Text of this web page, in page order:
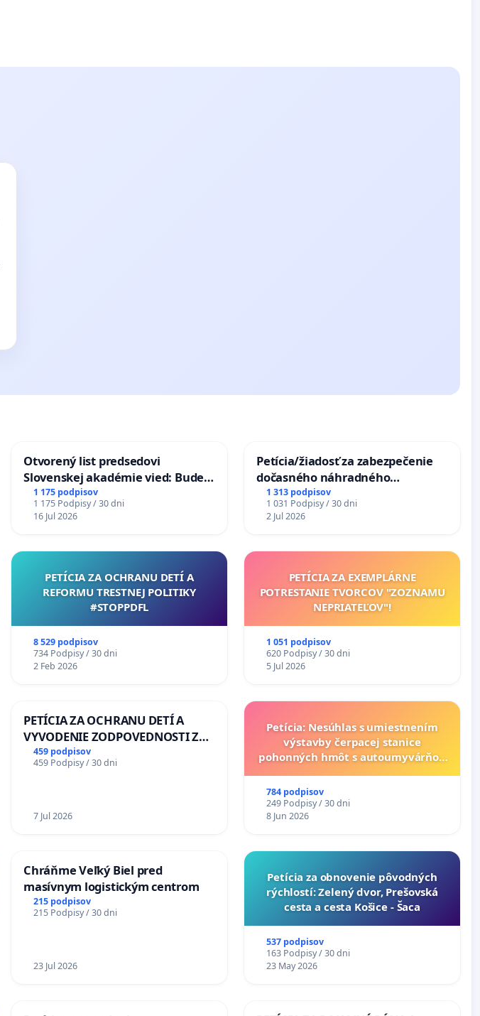
Otvorený list predsedovi
Slovenskej akadémie vied: Bude
mať Vízia Slovenska 2040 mravnú
chrbticu?
1 175 podpisov
1 175 Podpisy / 30 dni
16 Jul 2026
Petícia/žiadosť za zabezpečenie
dočasného náhradného
premostenia Váhu počas úplnej
uzávery Vážskeho mosta v
Komárne
1 313 podpisov
1 031 Podpisy / 30 dni
2 Jul 2026
PETÍCIA ZA OCHRANU DETÍ A
REFORMU TRESTNEJ POLITIKY
#STOPPDFL
8 529 podpisov
734 Podpisy / 30 dni
2 Feb 2026
PETÍCIA ZA EXEMPLÁRNE
POTRESTANIE TVORCOV "ZOZNAMU
NEPRIATEĽOV"!
1 051 podpisov
620 Podpisy / 30 dni
5 Jul 2026
PETÍCIA ZA OCHRANU DETÍ A
VYVODENIE ZODPOVEDNOSTI ZA
DLHOROČNÚ NEČINNOSŤ A
ZLYHANIE ŠTÁTU
459 podpisov
459 Podpisy / 30 dni
7 Jul 2026
Petícia: Nesúhlas s umiestnením
výstavby čerpacej stanice
pohonných hmôt s autoumyvárňou
Grob - Čierna Voda
784 podpisov
249 Podpisy / 30 dni
8 Jun 2026
Chráňme Veľký Biel pred
masívnym logistickým centrom
215 podpisov
215 Podpisy / 30 dni
23 Jul 2026
​Petícia za obnovenie pôvodných
rýchlostí: Zelený dvor, Prešovská
cesta a cesta Košice - Šaca
537 podpisov
163 Podpisy / 30 dni
23 May 2026